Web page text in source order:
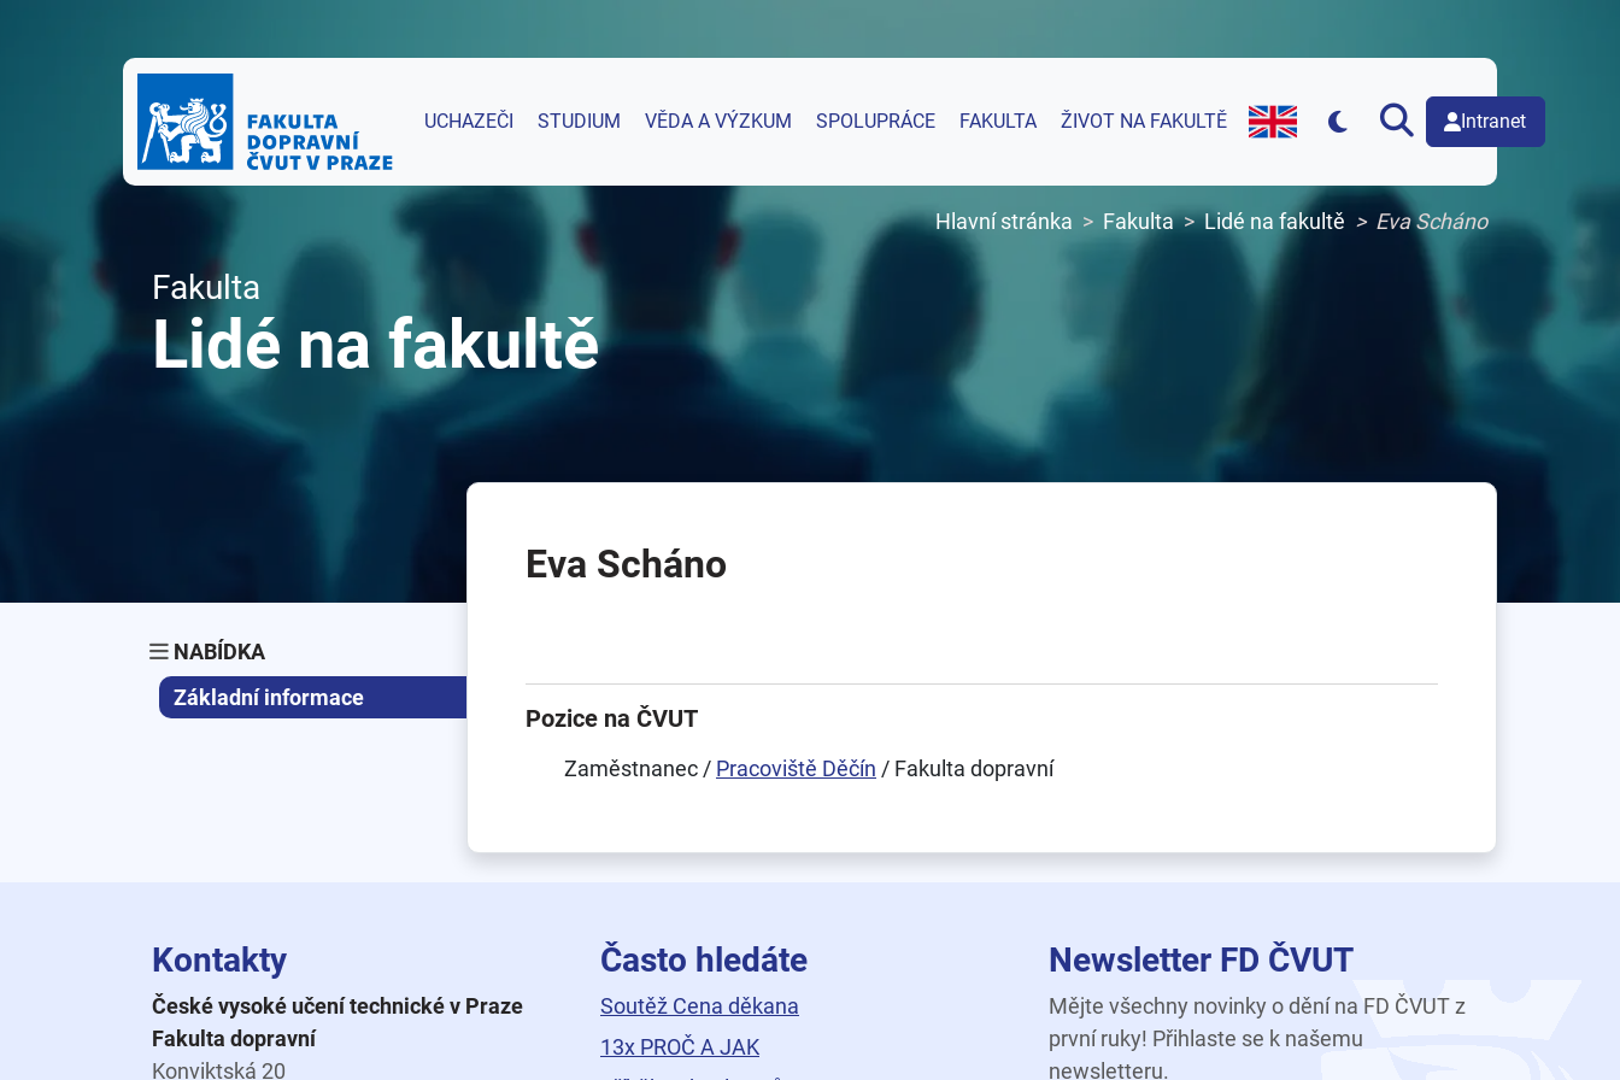
UCHAZEČI STUDIUM VĚDA A VÝZKUM SPOLUPRÁCE FAKULTA ŽIVOT NA FAKULTĚ
English version of web page
Intranet
Hlavní stránka Fakulta Lidé na fakultě Eva Scháno
Fakulta
Lidé na fakultě
NABÍDKA
Základní informace
Eva Scháno
Pozice na ČVUT
Zaměstnanec / Pracoviště Děčín / Fakulta dopravní
Kontakty
České vysoké učení technické v Praze
Fakulta dopravní
Konviktská 20
Často hledáte
Soutěž Cena děkana
13x PROČ A JAK
Newsletter FD ČVUT
Mějte všechny novinky o dění na FD ČVUT z
první ruky! Přihlaste se k našemu
newsletteru.